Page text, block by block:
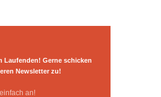
Laufenden! Gerne schicken
Newsletter zu!
an!